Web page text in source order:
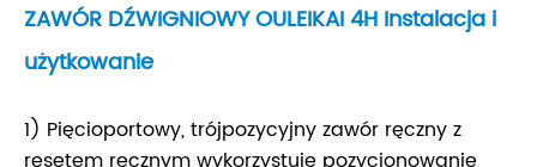
ZAWÓR DŹWIGNIOWY OULEIKAI 4H Instalacja i
użytkowanie
1) Pięcioportowy, trójpozycyjny zawór ręczny z